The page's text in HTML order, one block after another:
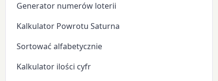
Generator numerów loterii
Kalkulator Powrotu Saturna
Sortować alfabetycznie
Kalkulator ilości cyfr